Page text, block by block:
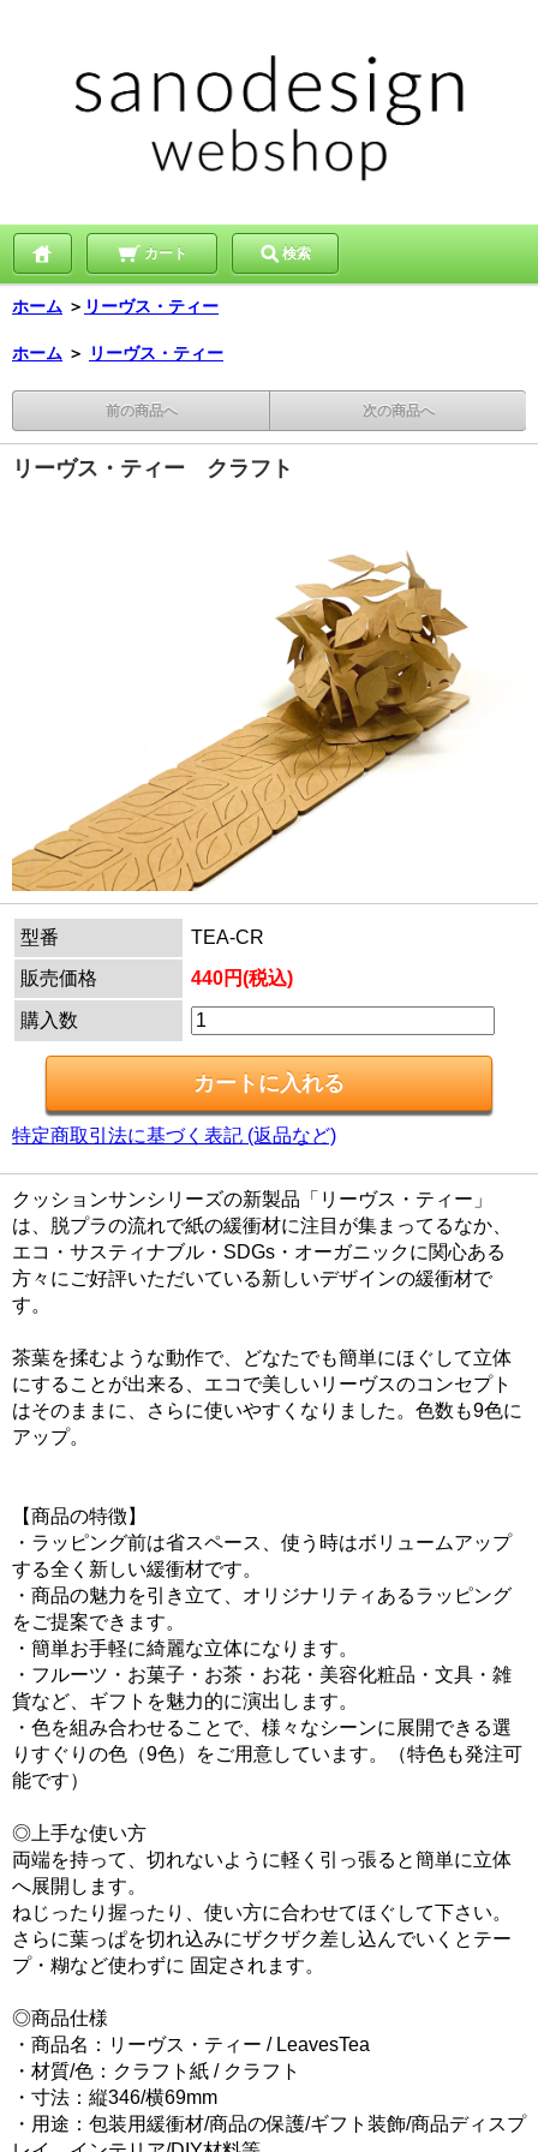
カート 検索
ホーム ＞ リーヴス・ティー
ホーム ＞ リーヴス・ティー
前の商品へ 次の商品へ
リーヴス・ティー クラフト
型番
TEA-CR
販売価格
440円(税込)
購入数
特定商取引法に基づく表記 (返品など)
クッションサンシリーズの新製品「リーヴス・ティー」
は、脱プラの流れで紙の緩衝材に注目が集まってるなか、
エコ・サスティナブル・SDGs・オーガニックに関心ある
方々にご好評いただいている新しいデザインの緩衝材で
す。
茶葉を揉むような動作で、どなたでも簡単にほぐして立体
にすることが出来る、エコで美しいリーヴスのコンセプト
はそのままに、さらに使いやすくなりました。色数も9色に
アップ。
【商品の特徴】
・ラッピング前は省スペース、使う時はボリュームアップ
する全く新しい緩衝材です。
・商品の魅力を引き立て、オリジナリティあるラッピング
をご提案できます。
・簡単お手軽に綺麗な立体になります。
・フルーツ・お菓子・お茶・お花・美容化粧品・文具・雑
貨など、ギフトを魅力的に演出します。
・色を組み合わせることで、様々なシーンに展開できる選
りすぐりの色（9色）をご用意しています。（特色も発注可
能です）
◎上手な使い方
両端を持って、切れないように軽く引っ張ると簡単に立体
へ展開します。
ねじったり握ったり、使い方に合わせてほぐして下さい。
さらに葉っぱを切れ込みにザクザク差し込んでいくとテー
プ・糊など使わずに 固定されます。
◎商品仕様
・商品名：リーヴス・ティー / LeavesTea
・材質/色：クラフト紙 / クラフト
・寸法：縦346/横69mm
・用途：包装用緩衝材/商品の保護/ギフト装飾/商品ディスプ